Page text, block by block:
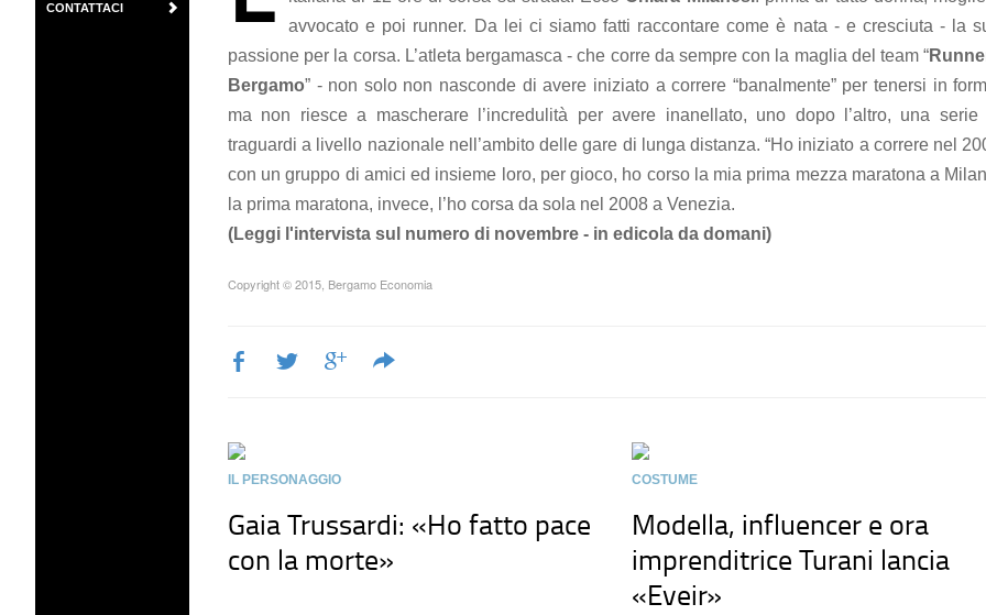
CONTATTACI
avvocato e poi runner. Da lei ci siamo fatti raccontare come è nata - e cresciuta - la
passione per la corsa. L’atleta bergamasca - che corre da sempre con la maglia del team “
Bergamo” - non solo non nasconde di avere iniziato a correre “banalmente” per tenersi in
ma non riesce a mascherare l’incredulità per avere inanellato, uno dopo l’altro, una serie
traguardi a livello nazionale nell’ambito delle gare di lunga distanza. “Ho iniziato a correre nel
con un gruppo di amici ed insieme loro, per gioco, ho corso la mia prima mezza maratona a
la prima maratona, invece, l’ho corsa da sola nel 2008 a Venezia.
(Leggi l'intervista sul numero di novembre - in edicola da domani)
Copyright © 2015, Bergamo Economia
IL PERSONAGGIO
Gaia Trussardi: «Ho fatto pace
con la morte»
COSTUME
Modella, influencer e ora
imprenditrice Turani lancia
«Eveir»